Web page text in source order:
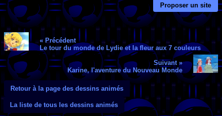
Proposer un site
« Précédent
Le tour du monde de Lydie et la fleur aux 7 couleurs
Suivant »
Karine, l'aventure du Nouveau Monde
Retour à la page des dessins animés
La liste de tous les dessins animés